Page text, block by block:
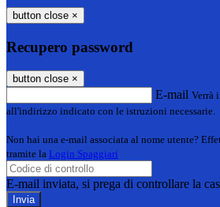
button close ×
Recupero password
button close ×
E-mail Verrà
all'indirizzo indicato con le istruzioni necessarie.
Non hai una e-mail associata al nome utente?
tramite la Login Spaggiari
E-mail inviata, si prega di controllare la